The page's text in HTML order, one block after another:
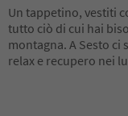
Un tappetino, vestiti
tutto ciò di cui hai
montagna. A Sesto
relax e recupero nei